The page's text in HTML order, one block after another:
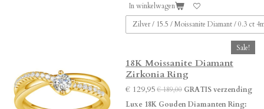
In winkelwagen
Sale!
18K Moissanite Diamant
Zirkonia Ring
€ 129,95€ 189,00 GRATIS verzending
Luxe 18K Gouden Diamanten Ring: